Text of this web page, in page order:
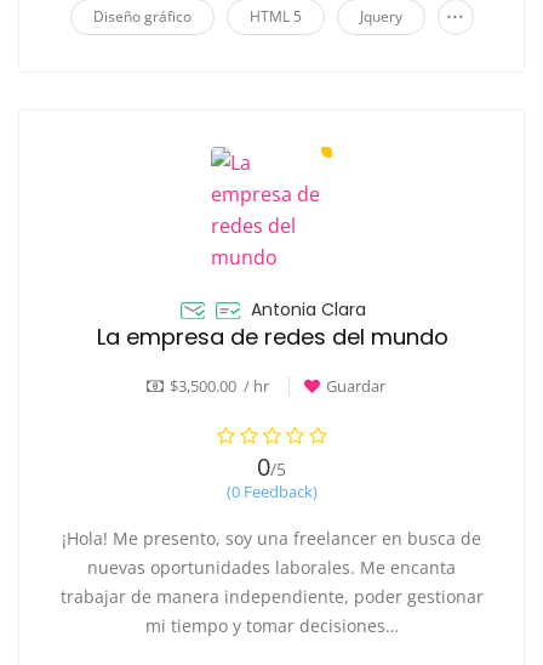
Diseño gráfico HTML 5 Jquery ...
Antonia Clara
La empresa de redes del mundo
$3,500.00 / hr Guardar
0/5
(0 Feedback)
¡Hola! Me presento, soy una freelancer en busca de
nuevas oportunidades laborales. Me encanta
trabajar de manera independiente, poder gestionar
mi tiempo y tomar decisiones…